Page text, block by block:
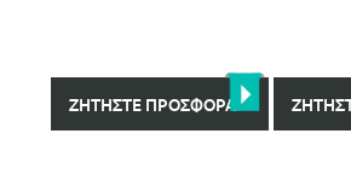
ΖΗΤΉΣΤΕ ΠΡΟΣΦΟΡΆ